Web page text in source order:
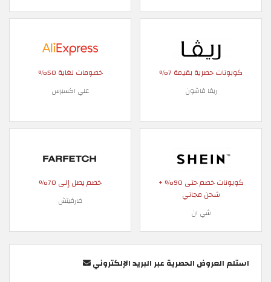
كوبونات حصرية بقيمة 7%
ريفا فاشون
خصومات لغاية 50%
علي اكسبرس
كوبونات خصم حتى 90% +
شحن مجاني
شي ان
خصم يصل إلى 70%
فارفيتش
استلم العروض الحصرية عبر البريد الإلكتروني